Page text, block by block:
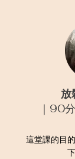
放
｜90
這堂課的目